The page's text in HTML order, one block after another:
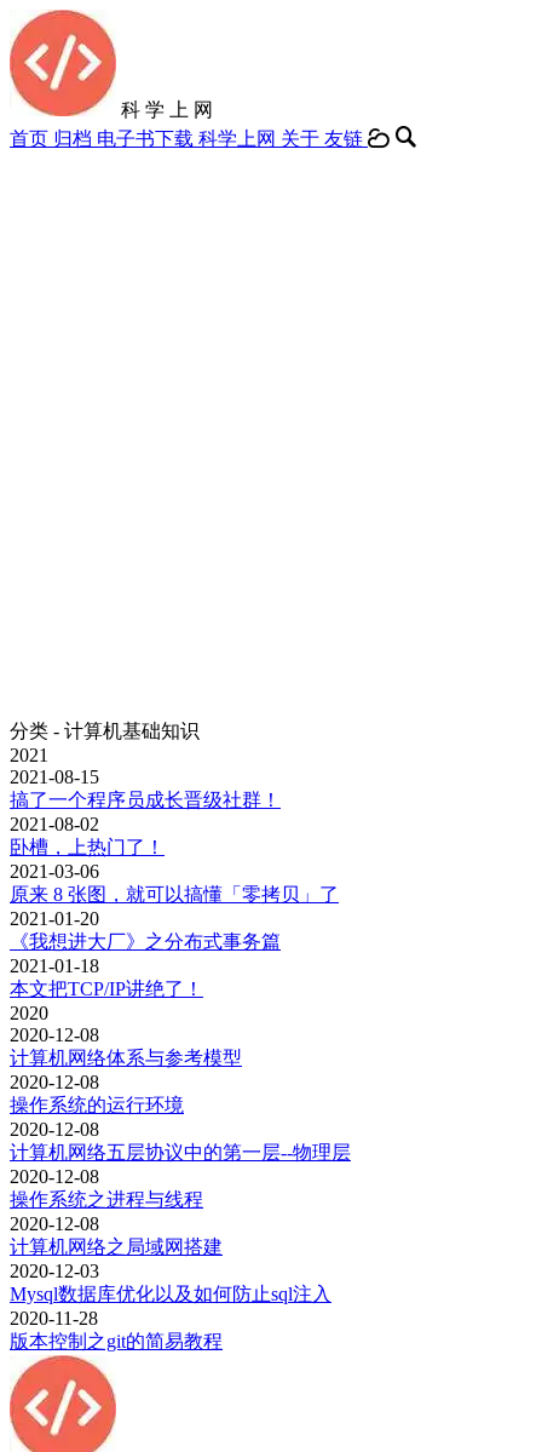
科 学 上 网
首页 归档 电子书下载 科学上网 关于 友链
分类 - 计算机基础知识
2021
2021-08-15
搞了一个程序员成长晋级社群！
2021-08-02
卧槽，上热门了！
2021-03-06
原来 8 张图，就可以搞懂「零拷贝」了
2021-01-20
《我想进大厂》之分布式事务篇
2021-01-18
本文把TCP/IP讲绝了！
2020
2020-12-08
计算机网络体系与参考模型
2020-12-08
操作系统的运行环境
2020-12-08
计算机网络五层协议中的第一层--物理层
2020-12-08
操作系统之进程与线程
2020-12-08
计算机网络之局域网搭建
2020-12-03
Mysql数据库优化以及如何防止sql注入
2020-11-28
版本控制之git的简易教程